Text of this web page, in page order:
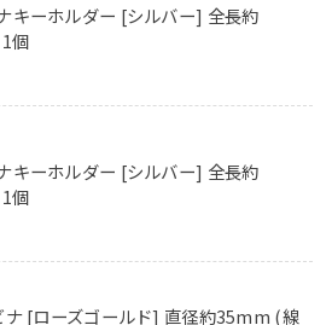
キーホルダー [シルバー] 全長約
個
キーホルダー [シルバー] 全長約
個
ナ [ローズゴールド] 直径約35mm (線